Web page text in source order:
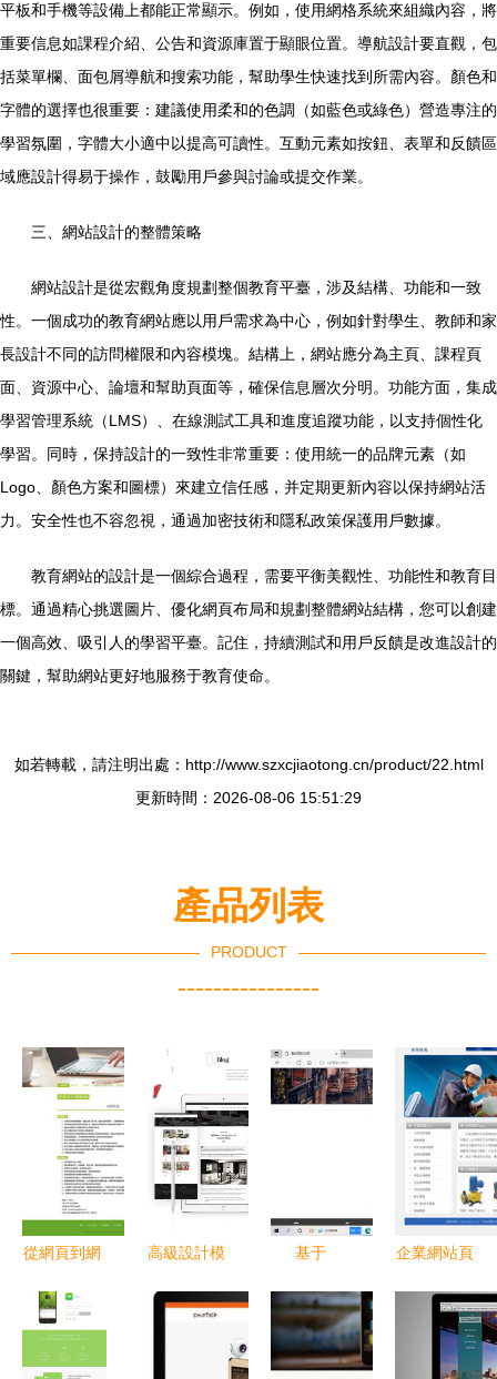
平板和手機等設備上都能正常顯示。例如，使用網格系統來組織內容，將
重要信息如課程介紹、公告和資源庫置于顯眼位置。導航設計要直觀，包
括菜單欄、面包屑導航和搜索功能，幫助學生快速找到所需內容。顏色和
字體的選擇也很重要：建議使用柔和的色調（如藍色或綠色）營造專注的
學習氛圍，字體大小適中以提高可讀性。互動元素如按鈕、表單和反饋區
域應設計得易于操作，鼓勵用戶參與討論或提交作業。
三、網站設計的整體策略
網站設計是從宏觀角度規劃整個教育平臺，涉及結構、功能和一致
性。一個成功的教育網站應以用戶需求為中心，例如針對學生、教師和家
長設計不同的訪問權限和內容模塊。結構上，網站應分為主頁、課程頁
面、資源中心、論壇和幫助頁面等，確保信息層次分明。功能方面，集成
學習管理系統（LMS）、在線測試工具和進度追蹤功能，以支持個性化
學習。同時，保持設計的一致性非常重要：使用統一的品牌元素（如
Logo、顏色方案和圖標）來建立信任感，并定期更新內容以保持網站活
力。安全性也不容忽視，通過加密技術和隱私政策保護用戶數據。
教育網站的設計是一個綜合過程，需要平衡美觀性、功能性和教育目
標。通過精心挑選圖片、優化網頁布局和規劃整體網站結構，您可以創建
一個高效、吸引人的學習平臺。記住，持續測試和用戶反饋是改進設計的
關鍵，幫助網站更好地服務于教育使命。
如若轉載，請注明出處：http://www.szxcjiaotong.cn/product/22.html
更新時間：2026-08-06 15:51:29
產品列表
PRODUCT
----------------
從網頁到網
效數字體驗
的設計之道
高級設計模
室內建筑素
基于
旅游網站設
計與實現
企業網站頁
模板選擇到
個性化打造